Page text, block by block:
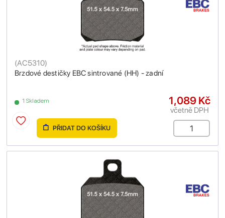
Brzdové destičky EBC sintrované (HH) - zadní
(AC5310)
1 Skladem 1,089 Kč
včetně DPH
PŘIDAT DO KOŠÍKU